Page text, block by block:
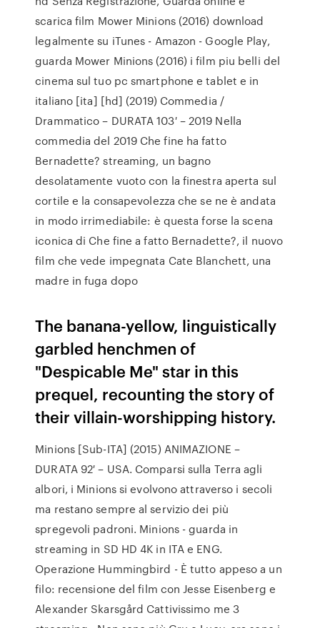
scarica film Mower Minions (2016) download
legalmente su iTunes - Amazon - Google Play,
guarda Mower Minions (2016) i film piu belli del
cinema sul tuo pc smartphone e tablet e in
italiano [ita] [hd] (2019) Commedia /
Drammatico – DURATA 103′ – 2019 Nella
commedia del 2019 Che fine ha fatto
Bernadette? streaming, un bagno
desolatamente vuoto con la finestra aperta sul
cortile e la consapevolezza che se ne è andata
in modo irrimediabile: è questa forse la scena
iconica di Che fine a fatto Bernadette?, il nuovo
film che vede impegnata Cate Blanchett, una
madre in fuga dopo
The banana-yellow, linguistically
garbled henchmen of
"Despicable Me" star in this
prequel, recounting the story of
their villain-worshipping history.
Minions [Sub-ITA] (2015) ANIMAZIONE –
DURATA 92′ – USA. Comparsi sulla Terra agli
albori, i Minions si evolvono attraverso i secoli
ma restano sempre al servizio dei più
spregevoli padroni. Minions - guarda in
streaming in SD HD 4K in ITA e ENG.
Operazione Hummingbird - È tutto appeso a un
filo: recensione del film con Jesse Eisenberg e
Alexander Skarsgård Cattivissimo me 3